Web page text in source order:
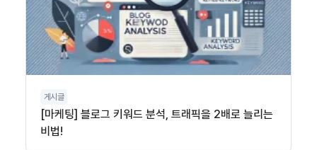
게시글
[마케팅] 블로그 키워드 분석, 트래픽을 2배로 늘리는
비법!